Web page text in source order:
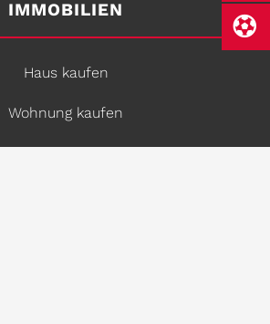
IMMOBILIEN
Haus kaufen
Wohnung kaufen
Grundstück kaufen